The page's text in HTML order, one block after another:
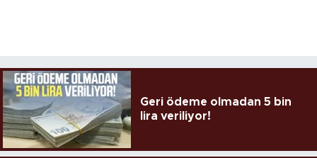
Geri ödeme olmadan 5 bin
lira veriliyor!